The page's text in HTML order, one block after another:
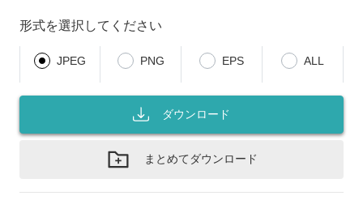
形式を選択してください
JPEG PNG EPS ALL
ダウンロード
まとめてダウンロード